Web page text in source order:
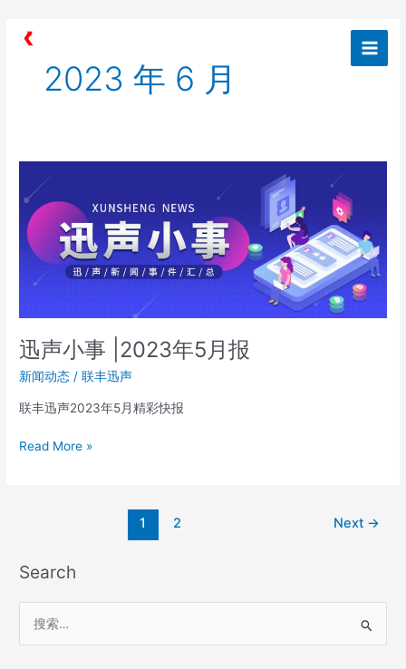
2023 年 6 月
迅声小事 |2023年5月报
新闻动态 /联丰迅声
联丰迅声2023年5月精彩快报
事
|2023
Read More »
pagination
1 2 Next →
Search